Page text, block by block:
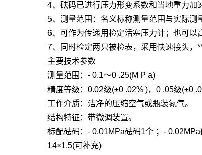
4、砝码已进行压力形变系数和当地重力加
5、测量范围：名义标称测量范围与实际测
6、可作为传递用检定活塞压力计；也可以
7、同时检定两只被检表，采用快速接头，
主要技术参数
测量范围：- 0.1～0 .25(M P a)
精度等级：0.02级(±0 .02% )，0 .05级(±0
工作介质：洁净的压缩空气或瓶装氮气。
结构特征：带微调装置。
标配砝码：- 0.01MPa砝码1个 ；-
14×1.5(可补充)